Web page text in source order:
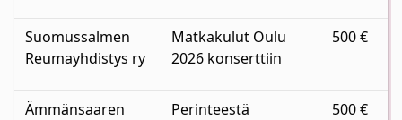
Suomussalmen
Reumayhdistys ry
Matkakulut Oulu
2026 konserttiin
500 €
Ämmänsaaren
Perinteestä
500 €